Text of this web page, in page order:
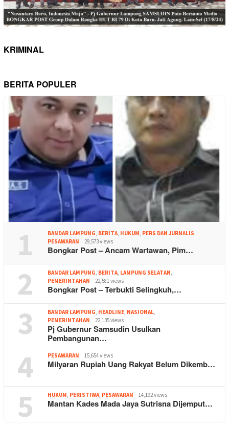
KRIMINAL
BERITA POPULER
1 BANDAR LAMPUNG, BERITA, HUKUM, PERS DAN JURNALIS,
PESAWARAN
29,573 views
Bongkar Post – Ancam Wartawan, Pim…
2 BANDAR LAMPUNG, BERITA, LAMPUNG SELATAN,
PEMERINTAHAN
22,581 views
Bongkar Post – Terbukti Selingkuh,…
3 BANDAR LAMPUNG, HEADLINE, NASIONAL,
PEMERINTAHAN
22,135 views
Pj Gubernur Samsudin Usulkan
Pembangunan…
4 PESAWARAN 15,654 views
Milyaran Rupiah Uang Rakyat Belum Dikemb…
5 HUKUM, PERISTIWA, PESAWARAN 14,192 views
Mantan Kades Mada Jaya Sutrisna Dijemput…